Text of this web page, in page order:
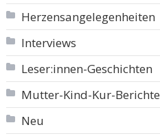
Herzensangelegenheiten
Interviews
Leser:innen-Geschichten
Mutter-Kind-Kur-Berichte
Neu